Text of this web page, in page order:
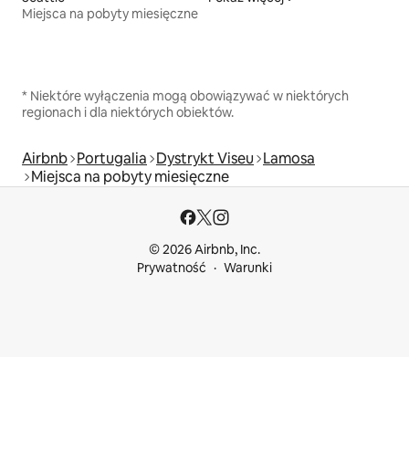
Miejsca na pobyty miesięczne
* Niektóre wyłączenia mogą obowiązywać w niektórych
regionach i dla niektórych obiektów.
Airbnb Portugalia Dystrykt Viseu Lamosa
Miejsca na pobyty miesięczne
© 2026 Airbnb, Inc.
Prywatność
Warunki